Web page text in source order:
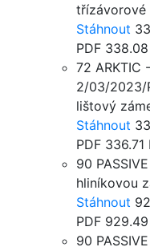
třízávorové
Stáhnout
PDF 338.08
72 ARKTIC
2/03/2023/
lištový
Stáhnout
PDF 336.71
90
hliníkovou
Stáhnout
PDF 929.49
90